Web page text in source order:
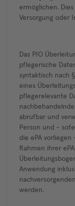
ermöglichen.
Versorgung oder
Das PIO
pflegerische
syntaktisch nach
eines
pflegerelevante
abrufbar und
Person und -
die ePA
Rahmen ihrer
Anwendung
werden.